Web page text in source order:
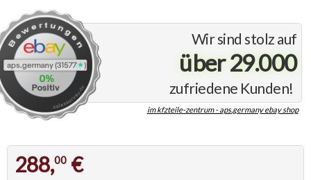
Wir sind stolz auf
über 29.000
zufriedene Kunden!
im kfzteile-zentrum - aps.germany ebay shop
288,00 €